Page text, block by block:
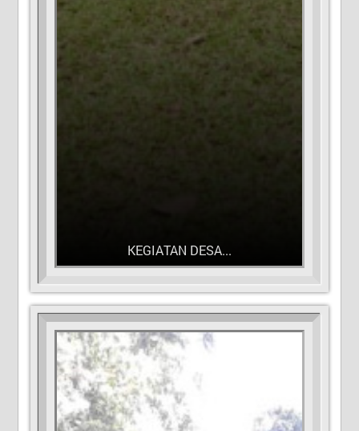
KEGIATAN DESA...